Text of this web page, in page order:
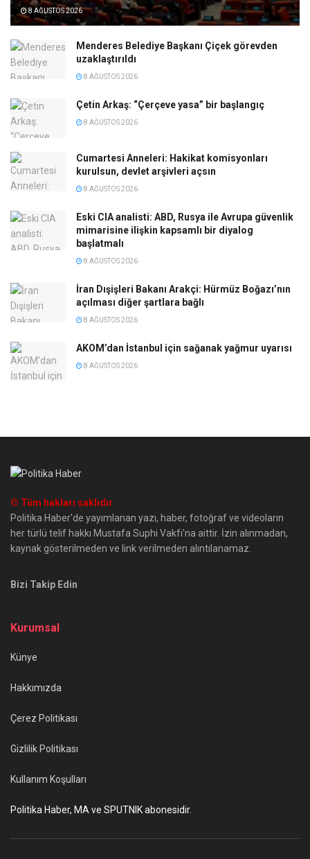
8 AĞUSTOS 2026
Menderes Belediye Başkanı Çiçek görevden
uzaklaştırıldı
8 AĞUSTOS 2026
Çetin Arkaş: “Çerçeve yasa” bir başlangıç
8 AĞUSTOS 2026
Cumartesi Anneleri: Hakikat komisyonları
kurulsun, devlet arşivleri açsın
8 AĞUSTOS 2026
Eski CIA analisti: ABD, Rusya ile Avrupa güvenlik
mimarisine ilişkin kapsamlı bir diyalog
başlatmalı
8 AĞUSTOS 2026
İran Dışişleri Bakanı Arakçi: Hürmüz Boğazı’nın
açılması diğer şartlara bağlı
8 AĞUSTOS 2026
AKOM’dan İstanbul için sağanak yağmur uyarısı
8 AĞUSTOS 2026
© Tüm hakları saklıdır
Politika Haber'de yayımlanan yazı, haber, fotoğraf ve videoların
her türlü telif hakkı Mustafa Suphi Vakfı'na aittir. İzin alınmadan,
kaynak gösterilmeden ve link verilmeden alıntılanamaz.
Bizi Takip Edin
Kurumsal
Künye
Hakkımızda
Çerez Politikası
Gizlilik Politikası
Kullanım Koşulları
Politika Haber, MA ve SPUTNIK abonesidir.